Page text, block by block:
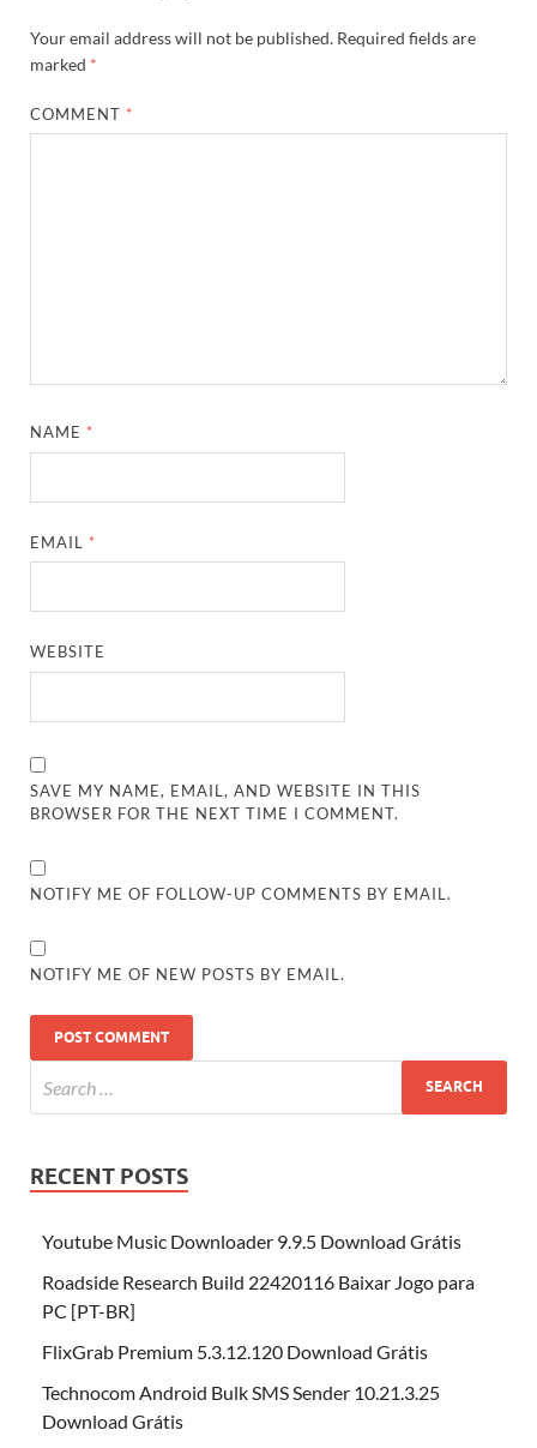
Your email address will not be published. Required fields are
marked *
COMMENT *
NAME *
EMAIL *
WEBSITE
SAVE MY NAME, EMAIL, AND WEBSITE IN THIS
BROWSER FOR THE NEXT TIME I COMMENT.
NOTIFY ME OF FOLLOW-UP COMMENTS BY EMAIL.
NOTIFY ME OF NEW POSTS BY EMAIL.
RECENT POSTS
Youtube Music Downloader 9.9.5 Download Grátis
Roadside Research Build 22420116 Baixar Jogo para
PC [PT-BR]
FlixGrab Premium 5.3.12.120 Download Grátis
Technocom Android Bulk SMS Sender 10.21.3.25
Download Grátis